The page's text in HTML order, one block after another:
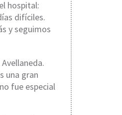
hospital:
difíciles.
y seguimos
una gran
fue especial